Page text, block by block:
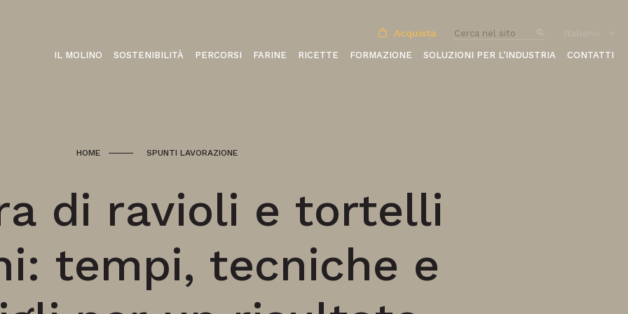
Acquista
IL MOLINO SOSTENIBILITÀ PERCORSI FARINE RICETTE FORMAZIONE SOLUZIONI PER L'INDUSTRIA CONTATTI
HOME SPUNTI LAVORAZIONE
di ravioli e tortelli
tempi, tecniche e